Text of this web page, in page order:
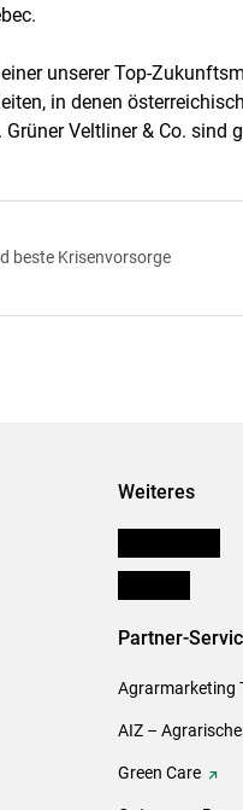
unserer Top-
in denen
Veltliner & Co. sind
beste Krisenvorsorge
Weiteres
Partner-
Agrarmarketing
AIZ –
Green Care